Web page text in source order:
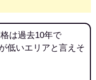
は過去10年で
低いエリアと言えそ